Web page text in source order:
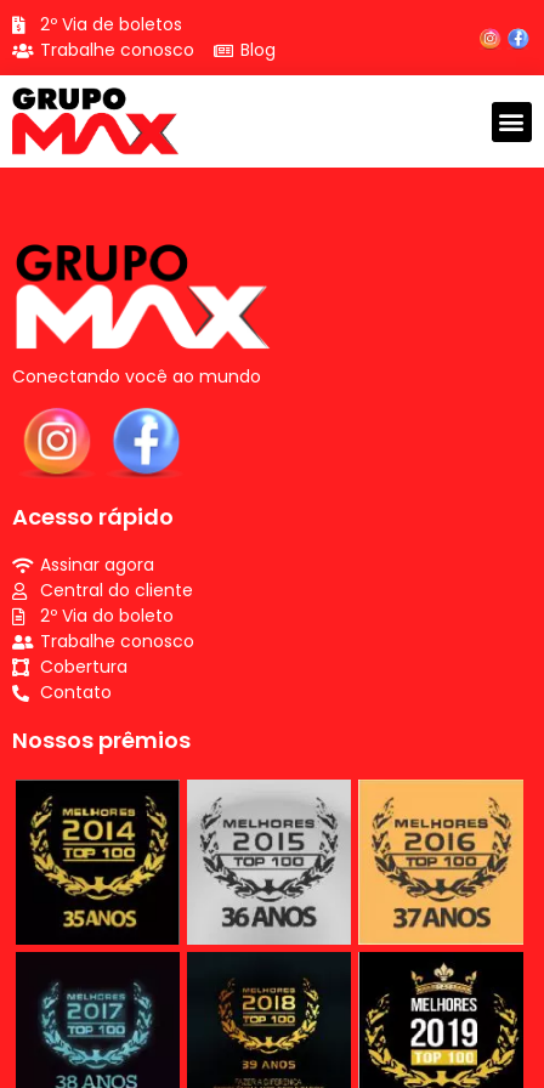
2º Via de boletos
Trabalhe conosco
Blog
Conectando você ao mundo
Acesso rápido
Assinar agora
Central do cliente
2º Via do boleto
Trabalhe conosco
Cobertura
Contato
Nossos prêmios